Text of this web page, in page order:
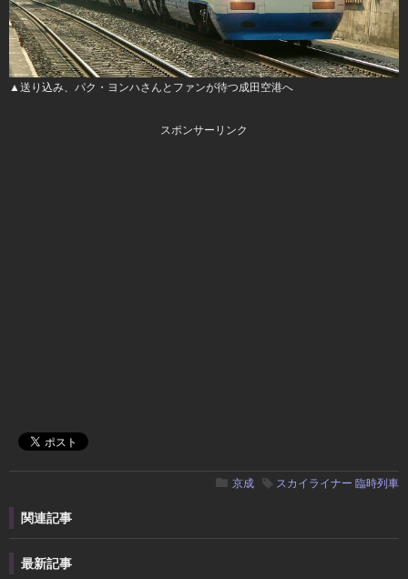
▲送り込み、パク・ヨンハさんとファンが待つ成田空港へ
スポンサーリンク
京成 スカイライナー 臨時列車
関連記事
最新記事